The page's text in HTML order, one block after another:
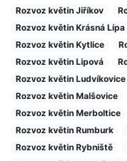
Rozvoz květin Jiříkov
Rozvoz květin Krásná Lípa
Rozvoz květin Kytlice
Rozvoz květin Lipová
Rozvoz květin Ludvíkovice
Rozvoz květin Malšovice
Rozvoz květin Merboltice
Rozvoz květin Rumburk
Rozvoz květin Rybniště